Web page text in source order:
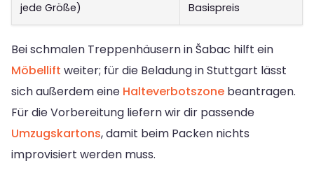
jede Größe)
Basispreis
Bei schmalen Treppenhäusern in Šabac hilft ein
Möbellift weiter; für die Beladung in Stuttgart lässt
sich außerdem eine Halteverbotszone beantragen.
Für die Vorbereitung liefern wir dir passende
Umzugskartons, damit beim Packen nichts
improvisiert werden muss.